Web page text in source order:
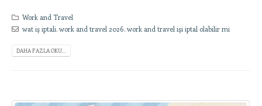
Work and Travel
wat iş iptali,work and travel 2026,work and travel işi iptal olabilir mi
DAHA FAZLA OKU...